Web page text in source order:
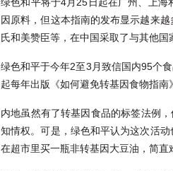
因原料，但这本指南的发布显示越来
氏和美赞臣等，在中国采取了与其他
绿色和平于今年2至3月致信国内95个
起每年出版《如何避免转基因食物指
内地虽然有了转基因食品的标签法例
知情权。可是，绿色和平认为这次活
在超市里买一瓶非转基因大豆油，简